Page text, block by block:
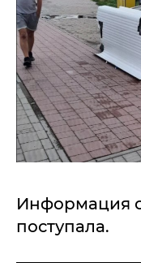
Информация
поступала.